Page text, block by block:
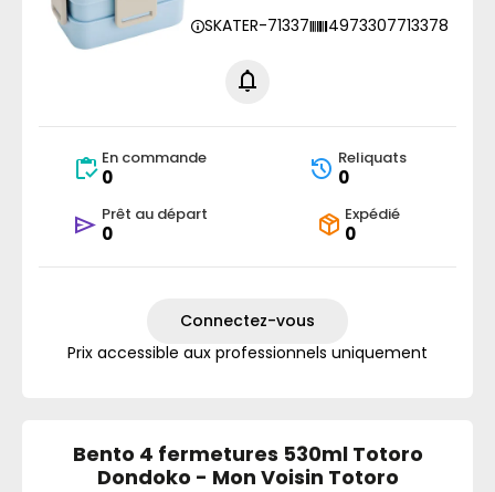
SKATER-71337
4973307713378
En commande
0
Reliquats
0
Prêt au départ
0
Expédié
0
Connectez-vous
Prix accessible aux professionnels uniquement
Bento 4 fermetures 530ml Totoro
Dondoko - Mon Voisin Totoro